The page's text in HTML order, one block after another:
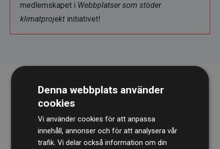
medlemskapet i Webbplatser som stöder
klimatprojekt initiativet!
Denna webbplats använder
cookies
Vi använder cookies för att anpassa
innehåll, annonser och för att analysera vår
trafik. Vi delar också information om din